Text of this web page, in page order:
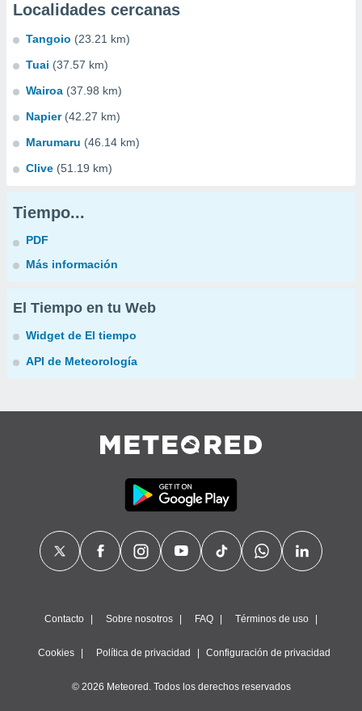
Localidades cercanas
Tangoio (23.21 km)
Tuai (37.57 km)
Wairoa (37.98 km)
Napier (42.27 km)
Marumaru (46.14 km)
Clive (51.19 km)
Tiempo...
PDF
Más información
El Tiempo en tu Web
Widget de El tiempo
API de Meteorología
Contacto Sobre nosotros FAQ Términos de uso
Cookies Política de privacidad Configuración de privacidad
© 2026 Meteored. Todos los derechos reservados